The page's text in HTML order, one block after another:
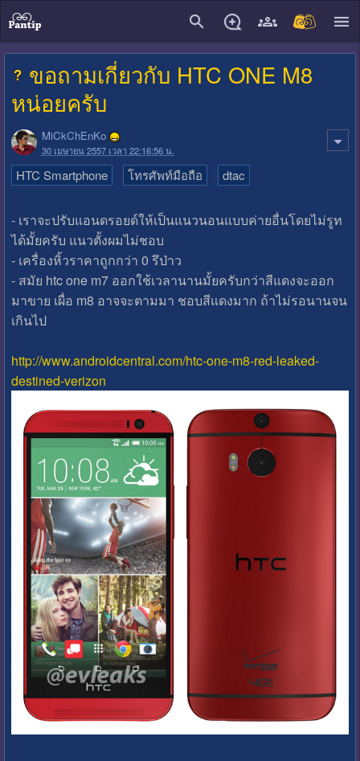
ขอถามเกี่ยวกับ HTC ONE M8
หน่อยครับ
MiCkChEnKo
30 เมษายน 2557 เวลา 22:16:56 น.
HTC Smartphone โทรศัพท์มือถือ dtac
- เราจะปรับแอนดรอยด์ให้เป็นแนวนอนแบบค่ายอื่นโดยไม่รูท
ได้มั้ยครับ แนวตั้งผมไม่ชอบ
- เครื่องหิ้วราคาถูกกว่า 0 รึป่าว
- สมัย htc one m7 ออกใช้เวลานานมั้ยครับกว่าสีแดงจะออก
มาขาย เผื่อ m8 อาจจะตามมา ชอบสีแดงมาก ถ้าไม่รอนานจน
เกินไป
http://www.androidcentral.com/htc-one-m8-red-leaked-
destined-verizon
close